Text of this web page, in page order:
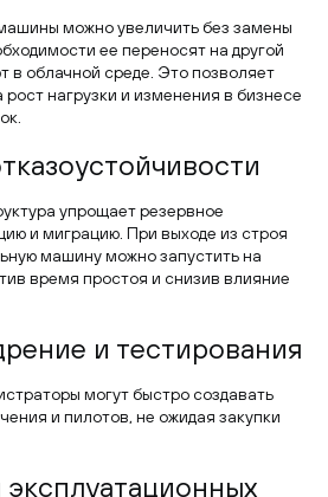
можно увеличить без замены
ее переносят на другой
в облачной среде. Это позволяет
рост нагрузки и изменения в бизнесе
упрощает резервное
и миграцию. При выходе из строя
машину можно запустить на
время простоя и снизив влияние
и тестирования
могут быстро создавать
и пилотов, не ожидая закупки